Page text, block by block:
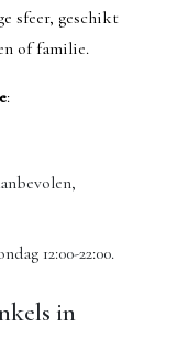
sfeer, geschikt
of familie.
:
12:00-22:00.
in